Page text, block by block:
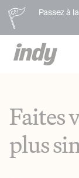
Passez à
Faites
plus